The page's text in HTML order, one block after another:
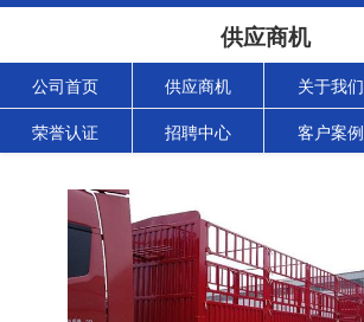
供应商机
公司首页 供应商机 关于我们
荣誉认证 招聘中心 客户案例